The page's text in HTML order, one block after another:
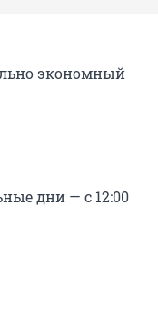
экономный
дни — с 12:00